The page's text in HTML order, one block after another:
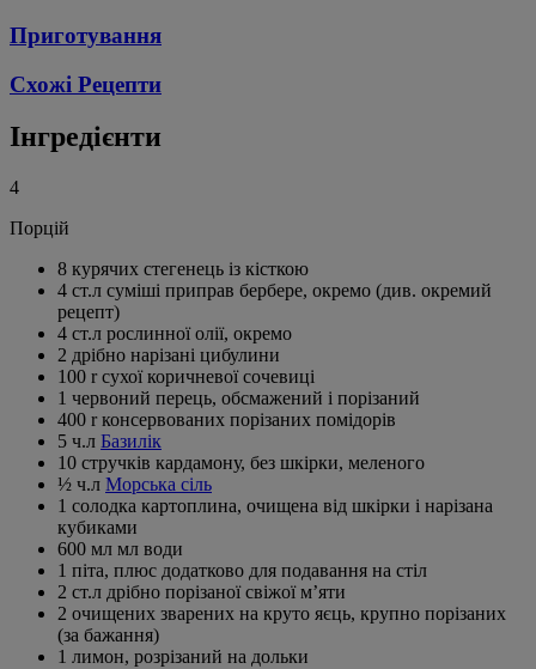
Приготування
Схожі Рецепти
Інгредієнти
4
Порцій
8 курячих стегенець із кісткою
4 ст.л суміші приправ бербере, окремо (див. окремий
рецепт)
4 ст.л рослинної олії, окремо
2 дрібно нарізані цибулини
100 r сухої коричневої сочевиці
1 червоний перець, обсмажений і порізаний
400 r консервованих порізаних помідорів
5 ч.л Базилік
10 стручків кардамону, без шкірки, меленого
½ ч.л Морська сіль
1 солодка картоплина, очищена від шкірки і нарізана
кубиками
600 мл мл води
1 піта, плюс додатково для подавання на стіл
2 ст.л дрібно порізаної свіжої м’яти
2 очищених зварених на круто яєць, крупно порізаних
(за бажання)
1 лимон, розрізаний на дольки